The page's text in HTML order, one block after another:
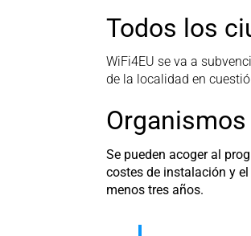
Todos los
WiFi4EU se va a
de la localidad en
Se pueden acoger al
costes de instalación y
menos tres años.